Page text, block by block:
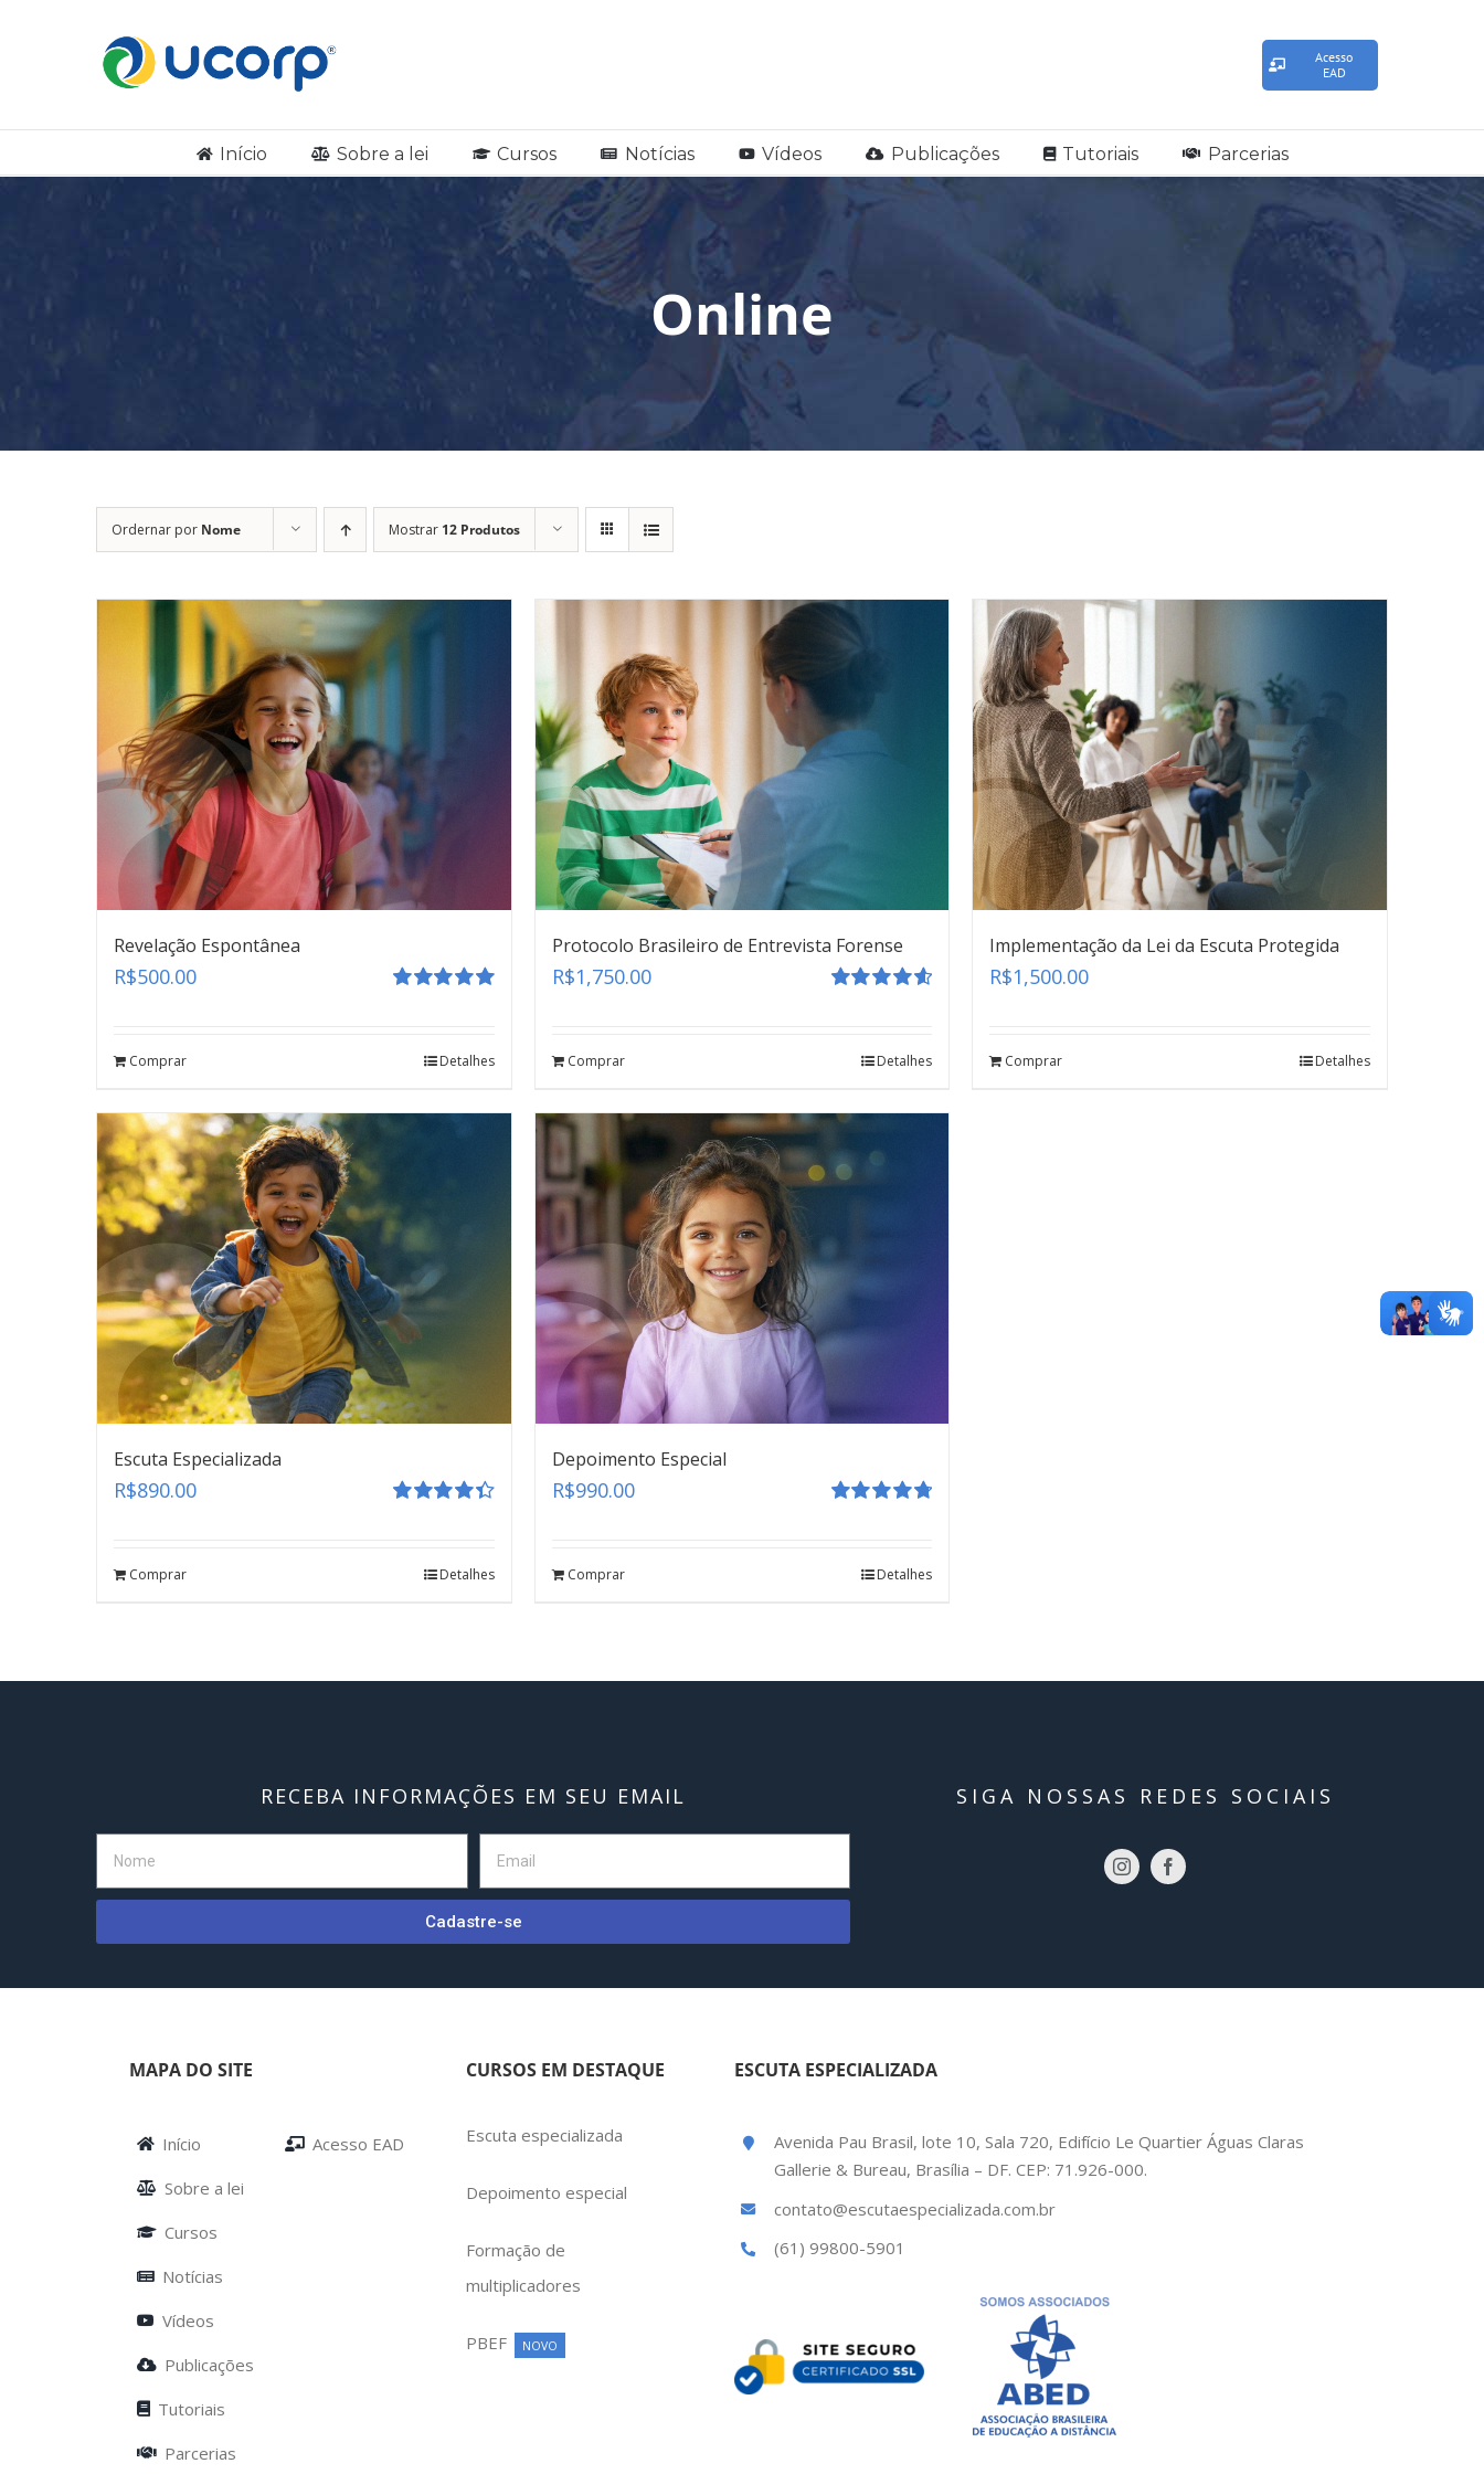
Acesso
EAD
Início Sobre a lei Cursos Notícias Vídeos Publicações Tutoriais Parcerias
Online
Ordernar por Nome Mostrar 12 Produtos
Revelação Espontânea
R$500.00
Comprar Detalhes
Protocolo Brasileiro de Entrevista Forense
R$1,750.00
Comprar Detalhes
Implementação da Lei da Escuta Protegida
R$1,500.00
Comprar Detalhes
Escuta Especializada
R$890.00
Comprar Detalhes
Depoimento Especial
R$990.00
Comprar Detalhes
RECEBA INFORMAÇÕES EM SEU EMAIL
Cadastre-se
SIGA NOSSAS REDES SOCIAIS
MAPA DO SITE
Início
Sobre a lei
Cursos
Notícias
Vídeos
Publicações
Tutoriais
Parcerias
Acesso EAD
CURSOS EM DESTAQUE
Escuta especializada
Depoimento especial
Formação de
multiplicadores
PBEF NOVO
ESCUTA ESPECIALIZADA
Avenida Pau Brasil, lote 10, Sala 720, Edifício Le Quartier Águas Claras
Gallerie & Bureau, Brasília – DF. CEP: 71.926-000.
contato@escutaespecializada.com.br
(61) 99800-5901
Depoimento Especial
teste
Click here